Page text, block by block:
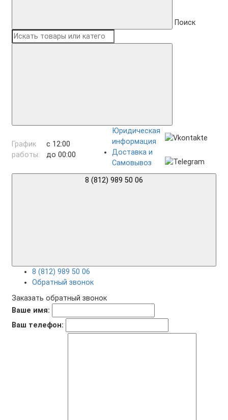
Поиск
График
работы:
с 12:00
до 00:00
Юридическая
информация
Доставка и
Самовывоз
8 (812) 989 50 06
Обратный звонок
Заказать обратный звонок
Ваше имя:
Ваш телефон: